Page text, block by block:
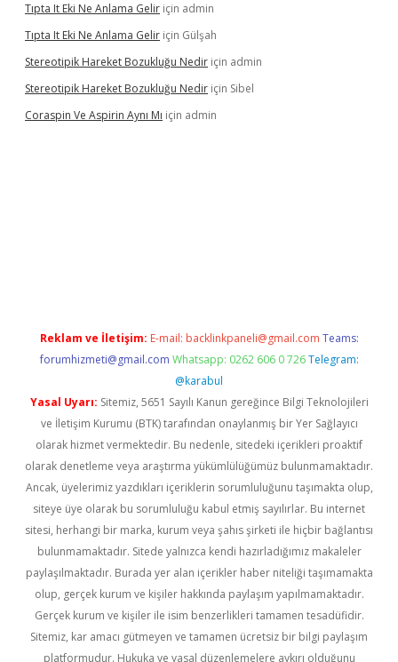
Tıpta It Eki Ne Anlama Gelir için admin
Tıpta It Eki Ne Anlama Gelir için Gülşah
Stereotipik Hareket Bozukluğu Nedir için admin
Stereotipik Hareket Bozukluğu Nedir için Sibel
Coraspin Ve Aspirin Aynı Mı için admin
Reklam ve İletişim: E-mail: backlinkpaneli@gmail.com Teams:
forumhizmeti@gmail.com Whatsapp: 0262 606 0 726 Telegram:
@karabul
Yasal Uyarı: Sitemiz, 5651 Sayılı Kanun gereğince Bilgi Teknolojileri
ve İletişim Kurumu (BTK) tarafından onaylanmış bir Yer Sağlayıcı
olarak hizmet vermektedir. Bu nedenle, sitedeki içerikleri proaktif
olarak denetleme veya araştırma yükümlülüğümüz bulunmamaktadır.
Ancak, üyelerimiz yazdıkları içeriklerin sorumluluğunu taşımakta olup,
siteye üye olarak bu sorumluluğu kabul etmiş sayılırlar. Bu internet
sitesi, herhangi bir marka, kurum veya şahıs şirketi ile hiçbir bağlantısı
bulunmamaktadır. Sitede yalnızca kendi hazırladığımız makaleler
paylaşılmaktadır. Burada yer alan içerikler haber niteliği taşımamakta
olup, gerçek kurum ve kişiler hakkında paylaşım yapılmamaktadır.
Gerçek kurum ve kişiler ile isim benzerlikleri tamamen tesadüfidir.
Sitemiz, kar amacı gütmeyen ve tamamen ücretsiz bir bilgi paylaşım
platformudur. Hukuka ve yasal düzenlemelere aykırı olduğunu